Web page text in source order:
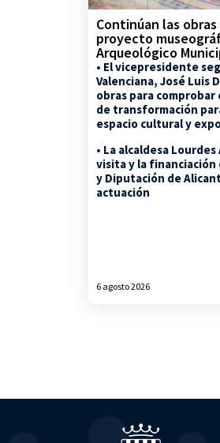
Continúan las
proyecto
Arqueológico
• El vicepresidente
Valenciana, José Luis
obras para
de transformación
espacio cultural y
• La alcaldesa
visita y la financiación
y Diputación de
actuación
6 agosto 2026